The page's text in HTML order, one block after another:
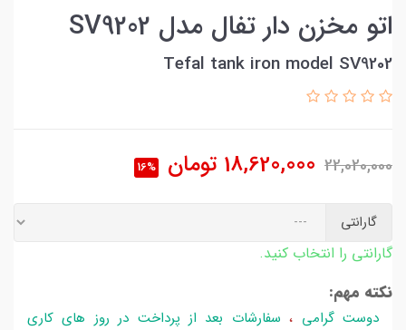
اتو مخزن دار تفال مدل SV9202
Tefal tank iron model SV9202
22,020,000
18,620,000 تومان 16%
گارانتی
گارانتی را انتخاب کنید.
نکته مهم:
دوست گرامی ،سفارشات بعد از پرداخت در روز های کاری